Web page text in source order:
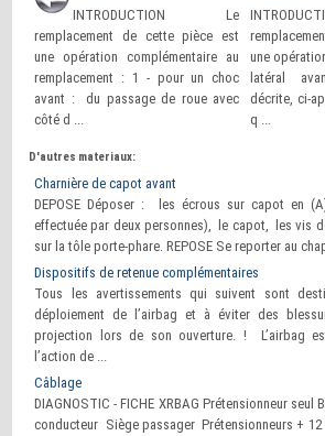
INTRODUCTION Le
remplacement de cette pièce est
une opération complémentaire au
remplacement : 1 - pour un choc
avant : du passage de roue avec
côté d ...
une
latéral
décrite, ci-
q ...
D'autres materiaux:
Charnière de capot avant
DEPOSE Déposer : les écrous sur capot en
effectuée par deux personnes), le capot, les vis
sur la tôle porte-phare. REPOSE Se reporter au
Dispositifs de retenue complémentaires
Tous les avertissements qui suivent sont
déploiement de l’airbag et à éviter des
projection lors de son ouverture. ! L’airbag
l’action de ...
Câblage
DIAGNOSTIC - FICHE XRBAG Prétensionneur
conducteur Siège passager Prétensionneurs +